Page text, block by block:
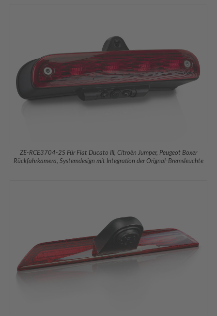
ZE-RCE3704-2S Für Fiat Ducato III, Citroën Jumper, Peu­geot Boxer
Rückfahrkamera, Systemdesign mit Integration der Orignal-Bremsleuchte